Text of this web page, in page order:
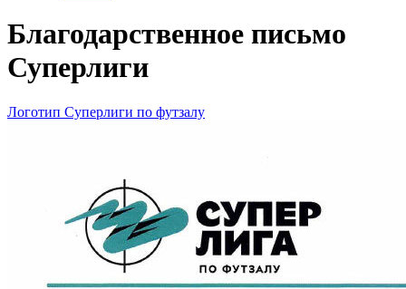
Благодарственное письмо
Суперлиги
Логотип Суперлиги по футзалу